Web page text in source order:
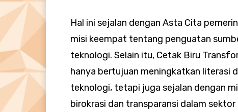
Hal ini sejalan dengan Asta Cita
misi keempat tentang penguatan
teknologi. Selain itu, Cetak Biru
hanya bertujuan meningkatkan literasi
teknologi, tetapi juga sejalan dengan
birokrasi dan transparansi dalam sektor